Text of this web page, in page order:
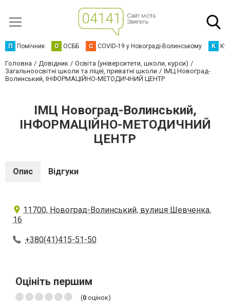
П Помічник О ОСББ C COVID-19 у Новограді-Волинському К
Головна Довідник
Освіта (університети, школи, курси)
Загальноосвітні школи та ліцеї, приватні школи
ІМЦ Новоград-
Волинський, ІНФОРМАЦІЙНО-МЕТОДИЧНИЙ ЦЕНТР
ІМЦ Новоград-Волинський,
ІНФОРМАЦІЙНО-МЕТОДИЧНИЙ
ЦЕНТР
Опис Відгуки
11700, Новоград-Волинський, вулиця Шевченка,
16
+380(41)415-51-50
Оцініть першим
(0 оцінок)